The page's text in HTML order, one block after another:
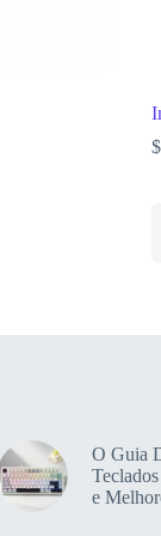
$
O Guia
e